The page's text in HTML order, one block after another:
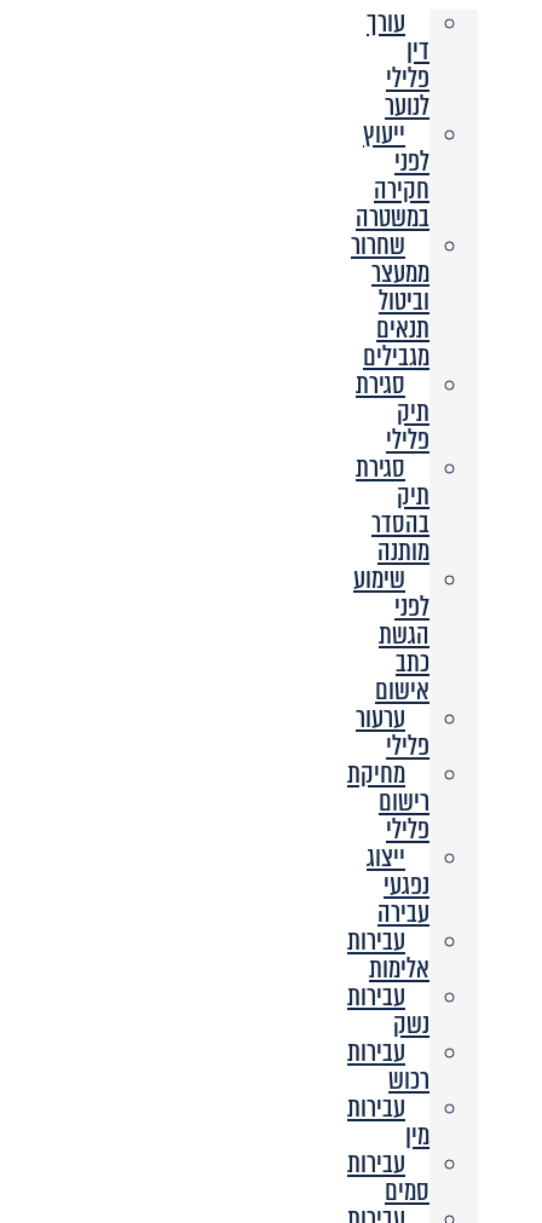
עורך
דין
פלילי
לנוער
ייעוץ
לפני
חקירה
במשטרה
שחרור
ממעצר
וביטול
תנאים
מגבילים
סגירת
תיק
פלילי
סגירת
תיק
בהסדר
מותנה
שימוע
לפני
הגשת
כתב
אישום
ערעור
פלילי
מחיקת
רישום
פלילי
ייצוג
נפגעי
עבירה
עבירות
אלימות
עבירות
נשק
עבירות
רכוש
עבירות
מין
עבירות
סמים